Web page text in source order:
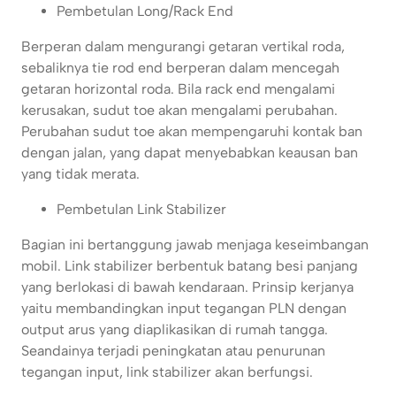
Pembetulan Long/Rack End
Berperan dalam mengurangi getaran vertikal roda,
sebaliknya tie rod end berperan dalam mencegah
getaran horizontal roda. Bila rack end mengalami
kerusakan, sudut toe akan mengalami perubahan.
Perubahan sudut toe akan mempengaruhi kontak ban
dengan jalan, yang dapat menyebabkan keausan ban
yang tidak merata.
Pembetulan Link Stabilizer
Bagian ini bertanggung jawab menjaga keseimbangan
mobil. Link stabilizer berbentuk batang besi panjang
yang berlokasi di bawah kendaraan. Prinsip kerjanya
yaitu membandingkan input tegangan PLN dengan
output arus yang diaplikasikan di rumah tangga.
Seandainya terjadi peningkatan atau penurunan
tegangan input, link stabilizer akan berfungsi.